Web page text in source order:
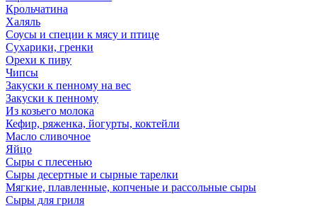
Крольчатина
Халяль
Соусы и специи к мясу и птице
Сухарики, гренки
Орехи к пиву
Чипсы
Закуски к пенному на вес
Закуски к пенному
Из козьего молока
Кефир, ряженка, йогурты, коктейли
Масло сливочное
Яйцо
Сыры с плесенью
Сыры десертные и сырные тарелки
Мягкие, плавленные, копченые и рассольные сыры
Сыры для гриля